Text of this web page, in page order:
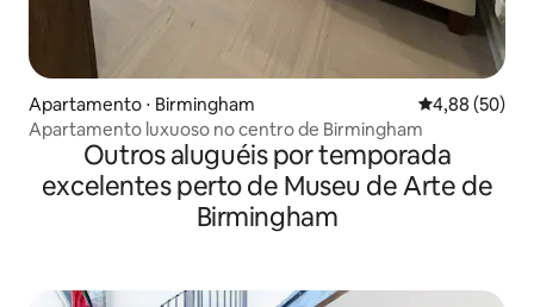
Apartamento ⋅ Birmingham 4,88 de uma
4,88 (50)
Apartamento luxuoso no centro de Birmingham
Outros aluguéis por temporada
excelentes perto de Museu de Arte de
Birmingham